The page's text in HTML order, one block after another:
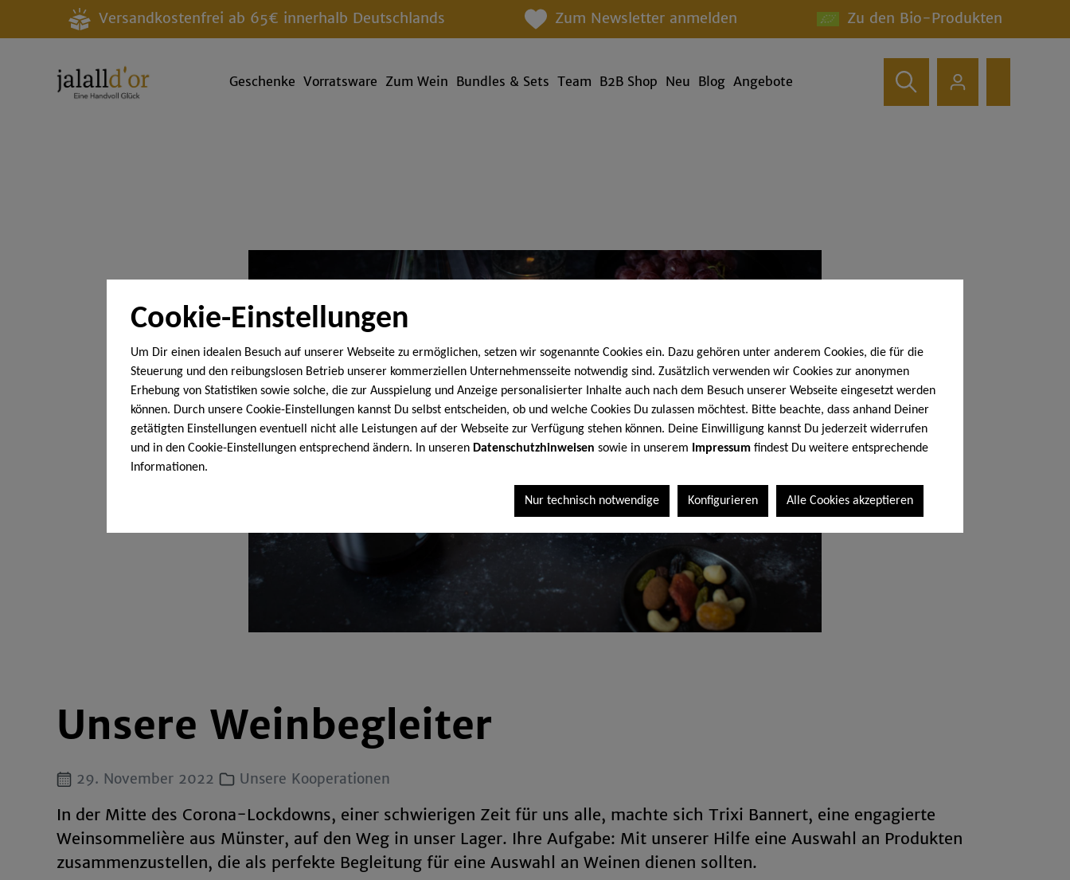
Versandkostenfrei ab 65€ innerhalb Deutschlands Zum Newsletter anmelden Zu den Bio-Produkten
Geschenke Vorratsware Zum Wein Bundles & Sets Team B2B Shop Neu Blog Angebote
Unsere Weinbegleiter
29. November 2022 Unsere Kooperationen
In der Mitte des Corona-Lockdowns, einer schwierigen Zeit für uns alle, machte sich Trixi Bannert, eine engagierte
Weinsommelière aus Münster, auf den Weg in unser Lager. Ihre Aufgabe: Mit unserer Hilfe eine Auswahl an Produkten
zusammenzustellen, die als perfekte Begleitung für eine Auswahl an Weinen dienen sollten.
Cookie-Einstellungen
Um Dir einen idealen Besuch auf unserer Webseite zu ermöglichen, setzen wir sogenannte Cookies ein. Dazu gehören unter anderem Cookies, die für die
Steuerung und den reibungslosen Betrieb unserer kommerziellen Unternehmensseite notwendig sind. Zusätzlich verwenden wir Cookies zur anonymen
Erhebung von Statistiken sowie solche, die zur Ausspielung und Anzeige personalisierter Inhalte auch nach dem Besuch unserer Webseite eingesetzt werden
können. Durch unsere Cookie-Einstellungen kannst Du selbst entscheiden, ob und welche Cookies Du zulassen möchtest. Bitte beachte, dass anhand Deiner
getätigten Einstellungen eventuell nicht alle Leistungen auf der Webseite zur Verfügung stehen können. Deine Einwilligung kannst Du jederzeit widerrufen
und in den Cookie-Einstellungen entsprechend ändern. In unseren Datenschutzhinweisen sowie in unserem Impressum findest Du weitere entsprechende
Informationen.
Nur technisch notwendige Konfigurieren Alle Cookies akzeptieren